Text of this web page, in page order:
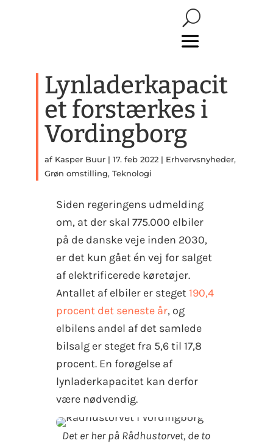
Lynladerkapacit
et forstærkes i
Vordingborg
af Kasper Buur |17. feb 2022 | Erhvervsnyheder,
Grøn omstilling,Teknologi
Siden regeringens udmelding
om, at der skal 775.000 elbiler
på de danske veje inden 2030,
er det kun gået én vej for salget
af elektrificerede køretøjer.
Antallet af elbiler er steget190,4
procent det seneste år, og
elbilens andel af det samlede
bilsalg er steget fra 5,6 til 17,8
procent. En forøgelse af
lynladerkapacitet kan derfor
være nødvendig.
Det er her på Rådhustorvet, de to